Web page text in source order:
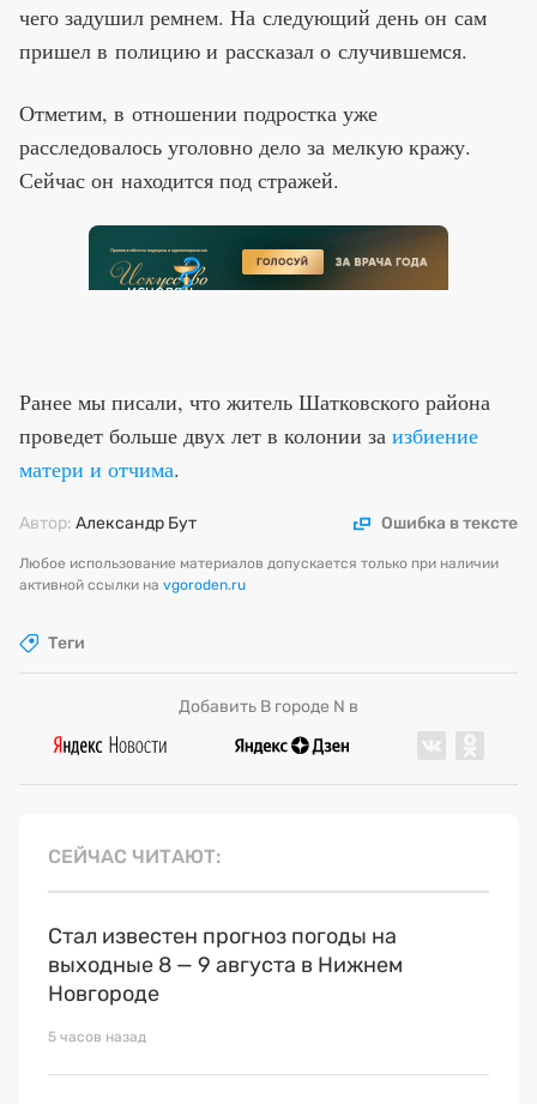
чего задушил ремнем. На следующий день он сам
пришел в полицию и рассказал о случившемся.
Отметим, в отношении подростка уже
расследовалось уголовно дело за мелкую кражу.
Сейчас он находится под стражей.
Ранее мы писали, что житель Шатковского района
проведет больше двух лет в колонии за избиение
матери и отчима.
Автор: Александр Бут Ошибка в тексте
Любое использование материалов допускается только при наличии
активной ссылки на vgoroden.ru
Теги
Добавить В городе N в
СЕЙЧАС ЧИТАЮТ
Стал известен прогноз погоды на
выходные 8 — 9 августа в Нижнем
Новгороде
5 часов назад